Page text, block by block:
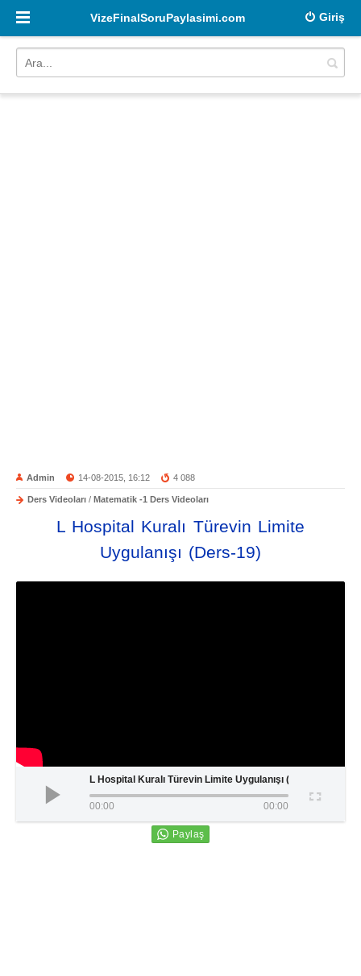
Giriş
VizeFinalSoruPaylasimi.com
Admin 14-08-2015, 16:12 4 088
Ders Videoları / Matematik -1 Ders Videoları
L Hospital Kuralı Türevin Limite
Uygulanışı (Ders-19)
L Hospital Kuralı Türevin Limite Uygulanışı (Ders-19)
00:00 00:00